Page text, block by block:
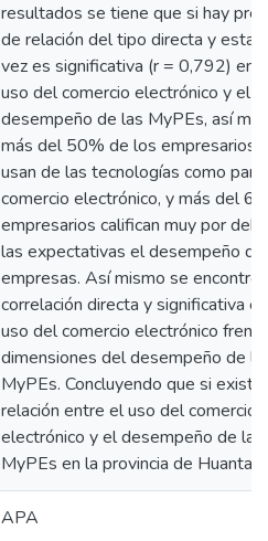
resultados se tiene que si hay
de relación del tipo directa y esta
vez es significativa (r = 0,792)
uso del comercio electrónico y el
desempeño de las MyPEs, así
más del 50% de los empresarios
usan de las tecnologías como
comercio electrónico, y más del
empresarios califican muy por
las expectativas el desempeño
empresas. Así mismo se encontró
correlación directa y significativa
uso del comercio electrónico
dimensiones del desempeño de
MyPEs. Concluyendo que si existe
relación entre el uso del comercio
electrónico y el desempeño de las
MyPEs en la provincia de Huanta.
APA